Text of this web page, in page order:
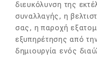
διευκόλυνση της
συναλλαγής, η
σας, η παροχή
εξυπηρέτησης από
δημιουργία ενός